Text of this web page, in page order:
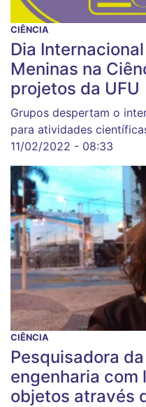
CIÊNCIA
Dia
Meninas na
projetos da UFU
Grupos despertam o
para atividades
11/02/2022 - 08:33
CIÊNCIA
Pesquisadora
engenharia com
objetos através